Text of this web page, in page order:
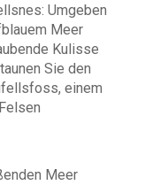
Umgeben
Meer
Kulisse
Sie den
einem
Meer